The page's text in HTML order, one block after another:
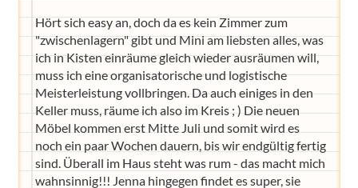
Hört sich easy an, doch da es kein Zimmer zum
"zwischenlagern" gibt und Mini am liebsten alles, was
ich in Kisten einräume gleich wieder ausräumen will,
muss ich eine organisatorische und logistische
Meisterleistung vollbringen. Da auch einiges in den
Keller muss, räume ich also im Kreis ; ) Die neuen
Möbel kommen erst Mitte Juli und somit wird es
noch ein paar Wochen dauern, bis wir endgültig fertig
sind. Überall im Haus steht was rum - das macht mich
wahnsinnig!!! Jenna hingegen findet es super, sie